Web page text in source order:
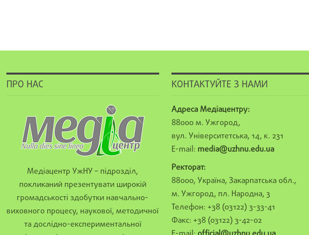
ПРО НАС
Медіацентр УжНУ – підрозділ,
покликаний презентувати широкій
громадськості здобутки навчально-
виховного процесу, наукової, методичної
та дослідно-експериментальної
КОНТАКТУЙТЕ З НАМИ
Адреса Медіацентру:
88000 м. Ужгород,
вул. Університетська, 14, к. 231
E-mail: media@uzhnu.edu.ua
Ректорат:
88000, Україна, Закарпатська обл.,
м. Ужгород, пл. Народна, 3
Телефон: +38 (03122) 3-33-41
Факс: +38 (03122) 3-42-02